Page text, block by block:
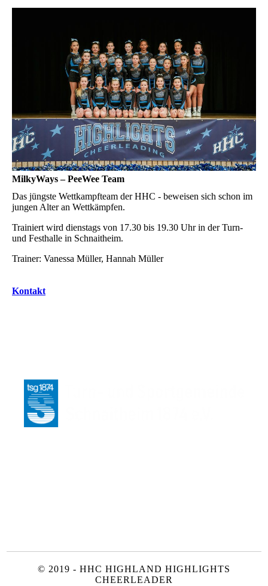
MilkyWays – PeeWee Team
Das jüngste Wettkampfteam der HHC - beweisen sich schon im
jungen Alter an Wettkämpfen.
Trainiert wird dienstags von 17.30 bis 19.30 Uhr in der Turn-
und Festhalle in Schnaitheim.
Trainer: Vanessa Müller, Hannah Müller
Kontakt
© 2019 - HHC HIGHLAND HIGHLIGHTS
CHEERLEADER